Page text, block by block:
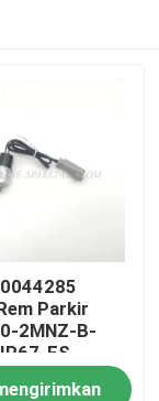
Parkir
2MNZ-B-
FS